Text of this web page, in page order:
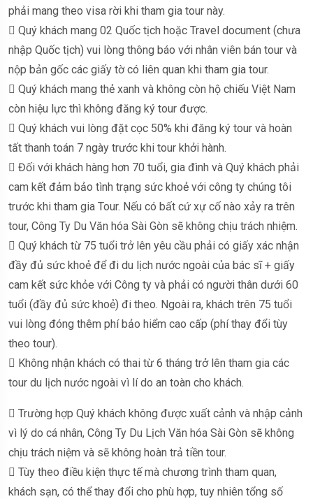
phải mang theo visa rời khi tham gia tour này.
 Quý khách mang 02 Quốc tịch hoặc Travel document (chưa
nhập Quốc tịch) vui lòng thông báo với nhân viên bán tour và
nộp bản gốc các giấy tờ có liên quan khi tham gia tour.
 Quý khách mang thẻ xanh và không còn hộ chiếu Việt Nam
còn hiệu lực thì không đăng ký tour được.
 Quý khách vui lòng đặt cọc 50% khi đăng ký tour và hoàn
tất thanh toán 7 ngày trước khi tour khởi hành.
 Đối với khách hàng hơn 70 tuổi, gia đình và Quý khách phải
cam kết đảm bảo tình trạng sức khoẻ với công ty chúng tôi
trước khi tham gia Tour. Nếu có bất cứ xự cố nào xảy ra trên
tour, Công Ty Du Văn hóa Sài Gòn sẽ không chịu trách nhiệm.
 Quý khách từ 75 tuổi trở lên yêu cầu phải có giấy xác nhận
đầy đủ sức khoẻ để đi du lịch nước ngoài của bác sĩ + giấy
cam kết sức khỏe với Công ty và phải có người thân dưới 60
tuổi (đầy đủ sức khoẻ) đi theo. Ngoài ra, khách trên 75 tuổi
vui lòng đóng thêm phí bảo hiểm cao cấp (phí thay đổi tùy
theo tour).
 Không nhận khách có thai từ 6 tháng trở lên tham gia các
tour du lịch nước ngoài vì lí do an toàn cho khách.
 Trường hợp Quý khách không được xuất cảnh và nhập cảnh
vì lý do cá nhân, Công Ty Du Lịch Văn hóa Sài Gòn sẽ không
chịu trách niệm và sẽ không hoàn trả tiền tour.
 Tùy theo điều kiện thực tế mà chương trình tham quan,
khách sạn, có thể thay đổi cho phù hợp, tuy nhiên tổng số